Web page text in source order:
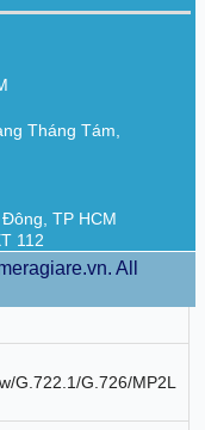
stream
G.722.1/G.726/MP2L
Tháng Tám,
TP HCM
112
All